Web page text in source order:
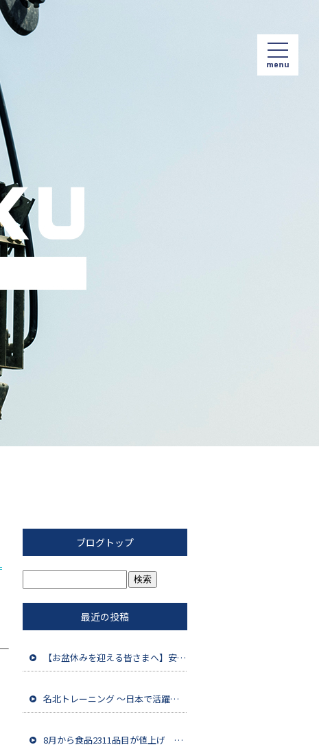
ブログトップ
最近の投稿
【お盆休みを迎える皆さまへ】安全第一で充実した夏をお過ごしください
名北トレーニング ～日本で活躍する人材をネパールから育成～
8月から食品2311品目が値上げ 家計への影響は今後さらに拡大